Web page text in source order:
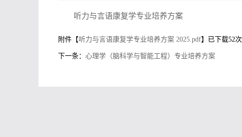
听力与言语康复学专业培养方案
附件【听力与言语康复学专业培养方案 2025.pdf】已下载52次
下一条： 心理学（脑科学与智能工程）专业培养方案